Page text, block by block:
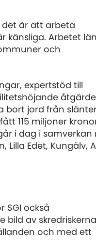
det är att arbeta
känsliga. Arbetet
och
expertstöd till
bort jord från
115 miljoner
i dag i samverkan
Lilla Edet, Kungälv,
SGI också
bild av
och med ett